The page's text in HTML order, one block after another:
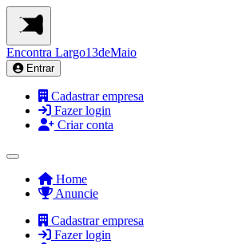
Encontra Largo13deMaio
Entrar
Cadastrar empresa
Fazer login
Criar conta
Home
Anuncie
Cadastrar empresa
Fazer login